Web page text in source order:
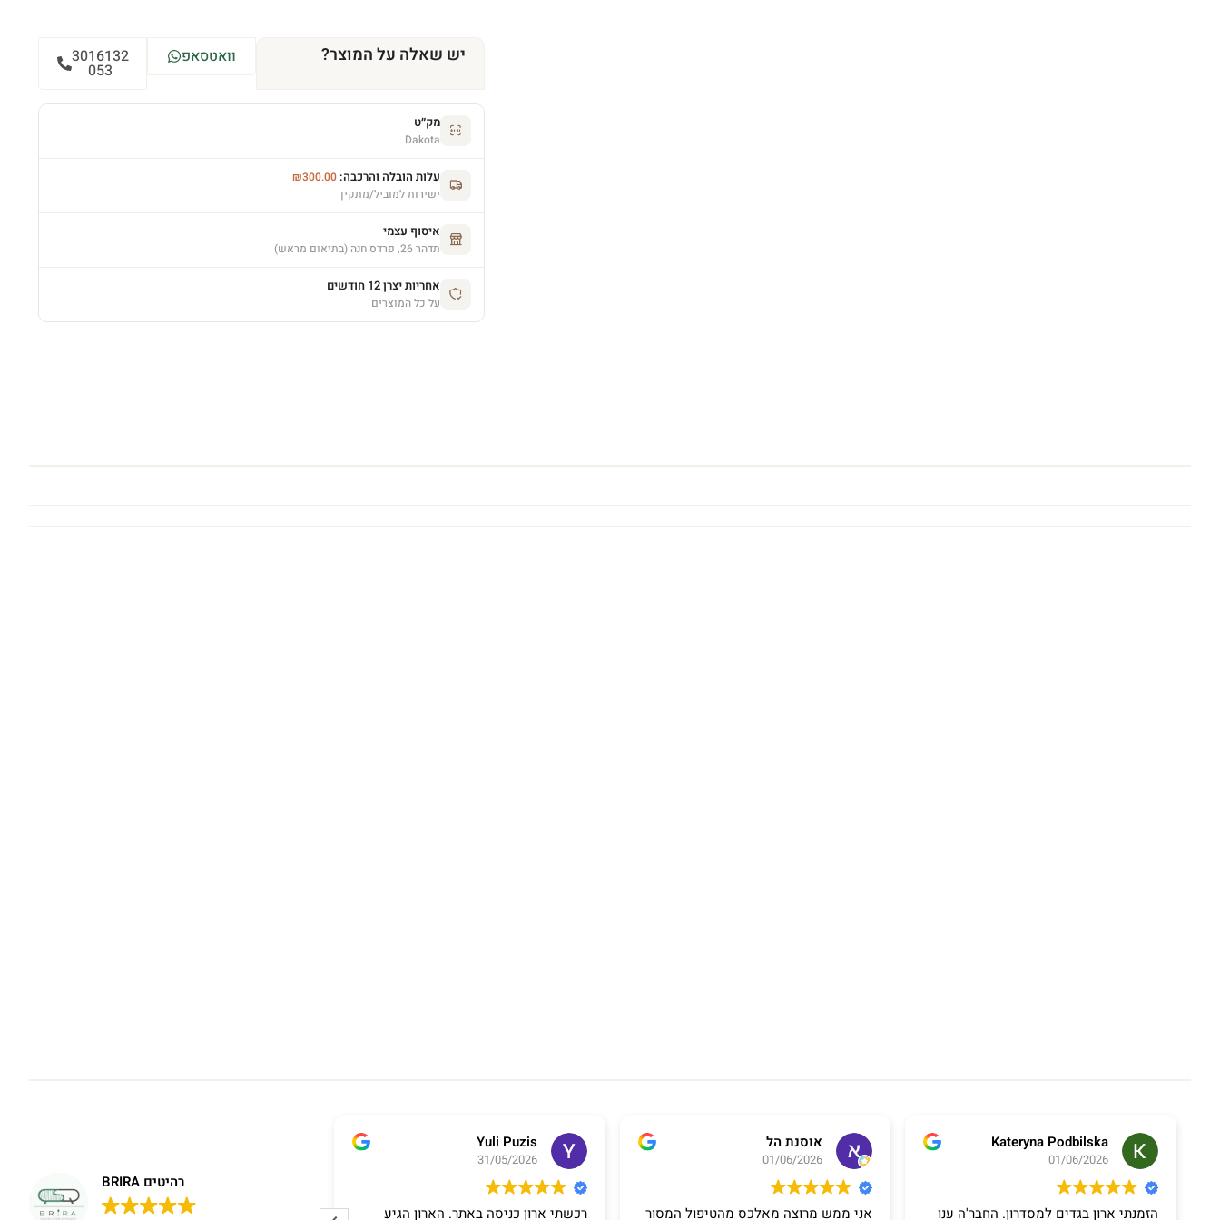
יש שאלה על המוצר? וואטסאפ 3016132
053
מק״ט
Dakota
עלות הובלה והרכבה: ₪300.00
ישירות למוביל/מתקין
איסוף עצמי
תדהר 26, פרדס חנה (בתיאום מראש)
אחריות יצרן 12 חודשים
על כל המוצרים
רהיטים BRIRA
It was a pleasure working with Brira,
Yuli Puzis
31/05/2026
רכשתי ארון כניסה באתר. הארון הגיע
אוסנת הל
01/06/2026
אני ממש מרוצה מאלכס מהטיפול המסור
Kateryna Podbilska
01/06/2026
הזמנתי ארון בגדים למסדרון. החבר'ה ענו